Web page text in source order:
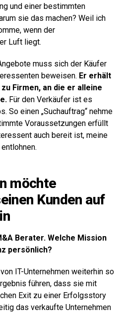
und einer bestimmten
sie das machen? Weil ich
wenn der
Luft liegt.
muss sich der Käufer
beweisen. Er erhält
Firmen, an die er alleine
Für den Verkäufer ist es
So einen „Suchauftrag“ nehme
Voraussetzungen erfüllt
auch bereit ist, meine
möchte
Kunden auf
Berater. Welche Mission
persönlich?
IT-Unternehmen weiterhin so
führen, dass sie mit
Exit zu einer Erfolgsstory
das verkaufte Unternehmen